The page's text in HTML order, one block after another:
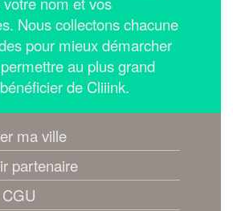
Nous collectons chacune
pour mieux démarcher
au plus grand
de Cliiink.
ma ville
partenaire